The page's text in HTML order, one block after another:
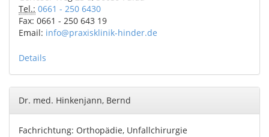
Tel.: 0661 - 250 6430
Fax: 0661 - 250 643 19
Email: info@praxisklinik-hinder.de
Details
Dr. med. Hinkenjann, Bernd
Fachrichtung: Orthopädie, Unfallchirurgie